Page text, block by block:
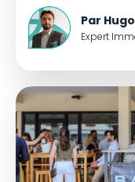
Par
Expert